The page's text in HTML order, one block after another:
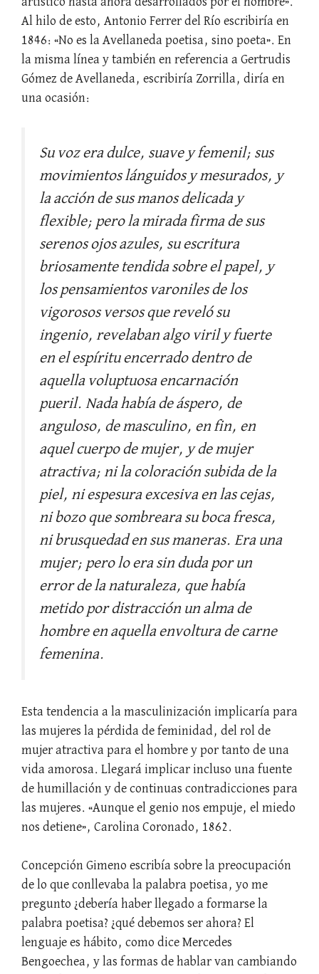
Al hilo de esto, Antonio Ferrer del Río escribiría en
1846: «No es la Avellaneda poetisa, sino poeta». En
la misma línea y también en referencia a Gertrudis
Gómez de Avellaneda, escribiría Zorrilla, diría en
una ocasión:
Su voz era dulce, suave y femenil; sus
movimientos lánguidos y mesurados, y
la acción de sus manos delicada y
flexible; pero la mirada firma de sus
serenos ojos azules, su escritura
briosamente tendida sobre el papel, y
los pensamientos varoniles de los
vigorosos versos que reveló su
ingenio, revelaban algo viril y fuerte
en el espíritu encerrado dentro de
aquella voluptuosa encarnación
pueril. Nada había de áspero, de
anguloso, de masculino, en fin, en
aquel cuerpo de mujer, y de mujer
atractiva; ni la coloración subida de la
piel, ni espesura excesiva en las cejas,
ni bozo que sombreara su boca fresca,
ni brusquedad en sus maneras. Era una
mujer; pero lo era sin duda por un
error de la naturaleza, que había
metido por distracción un alma de
hombre en aquella envoltura de carne
femenina.
Esta tendencia a la masculinización implicaría para
las mujeres la pérdida de feminidad, del rol de
mujer atractiva para el hombre y por tanto de una
vida amorosa. Llegará implicar incluso una fuente
de humillación y de continuas contradicciones para
las mujeres. «Aunque el genio nos empuje, el miedo
nos detiene», Carolina Coronado, 1862.
Concepción Gimeno escribía sobre la preocupación
de lo que conllevaba la palabra poetisa, yo me
pregunto ¿debería haber llegado a formarse la
palabra poetisa? ¿qué debemos ser ahora? El
lenguaje es hábito, como dice Mercedes
Bengoechea, y las formas de hablar van cambiando